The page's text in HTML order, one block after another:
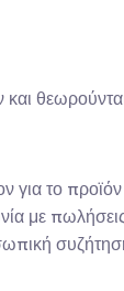
και
για το
με